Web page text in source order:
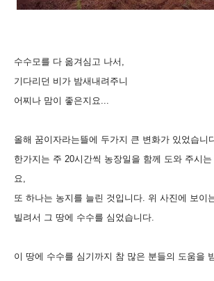
수수모를 다 옮겨심고 나서,
기다리던 비가 밤새내려주니
어찌나 맘이 좋은지요...
올해 꿈이자라는뜰에 두가지 큰 변화가 있었습니
한가지는 주 20시간씩 농장일을 함께 도와 주시
요,
또 하나는 농지를 늘린 것입니다. 위 사진에 보이
빌려서 그 땅에 수수를 심었습니다.
이 땅에 수수를 심기까지 참 많은 분들의 도움을